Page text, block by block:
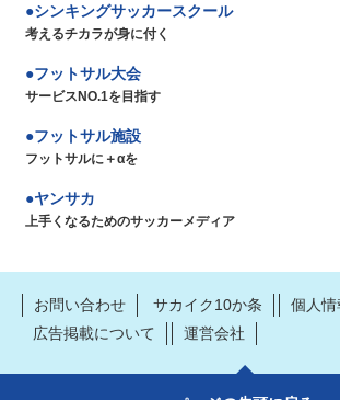
シンキングサッカースクール
考えるチカラが身に付く
フットサル大会
サービスNO.1を目指す
フットサル施設
フットサルに＋αを
ヤンサカ
上手くなるためのサッカーメディア
お問い合わせ サカイク10か条
個人
広告掲載について
運営会社